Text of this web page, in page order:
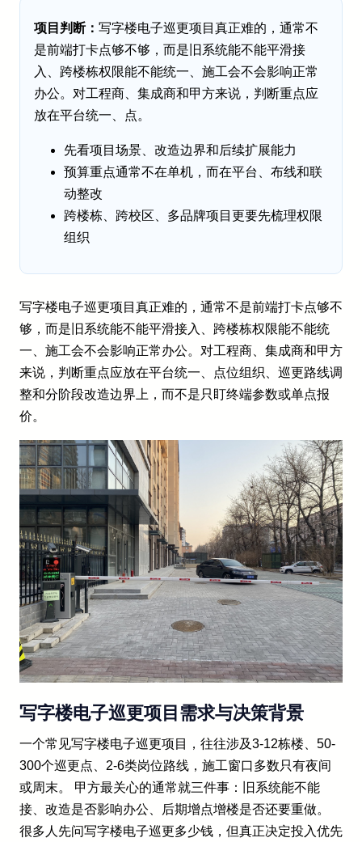
项目判断： 写字楼电子巡更项目真正难的，通常不
是前端打卡点够不够，而是旧系统能不能平滑接
入、跨楼栋权限能不能统一、施工会不会影响正常
办公。对工程商、集成商和甲方来说，判断重点应
放在平台统一、点。
先看项目场景、改造边界和后续扩展能力
预算重点通常不在单机，而在平台、布线和联
动整改
跨楼栋、跨校区、多品牌项目更要先梳理权限
组织
写字楼电子巡更项目真正难的，通常不是前端打卡点够不
够，而是旧系统能不能平滑接入、跨楼栋权限能不能统
一、施工会不会影响正常办公。对工程商、集成商和甲方
来说，判断重点应放在平台统一、点位组织、巡更路线调
整和分阶段改造边界上，而不是只盯终端参数或单点报
价。
写字楼电子巡更项目需求与决策背景
一个常见写字楼电子巡更项目，往往涉及3-12栋楼、50-
300个巡更点、2-6类岗位路线，施工窗口多数只有夜间
或周末。 甲方最关心的通常就三件事：旧系统能不能
接、改造是否影响办公、后期增点增楼是否还要重做。
很多人先问写字楼电子巡更多少钱，但真正决定投入优先